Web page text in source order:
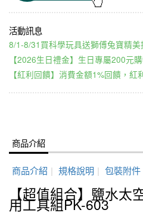
8/1-8/31買科學玩具送獅傅兔寶精
【2026生日禮金】生日專屬200元
【紅利回饋】消費金額1%回饋，紅
商品介紹
商品介紹 | 規格說明 | 包裝附件
【超值組合】鹽水太
用工具組PK-603